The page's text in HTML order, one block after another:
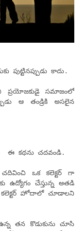
పుట్టినప్పుడు కాదు.
ప్రయోజకుడై సమాజంలో
ఆ తండ్రికి అసలైన
కథను చదవండి.
ఒక కలెక్టర్ గా
ఉద్యోగం చేస్తున్న అతడి
కలెక్టర్ హోదాలో చూడాలని
తన కొడుకును చూసి